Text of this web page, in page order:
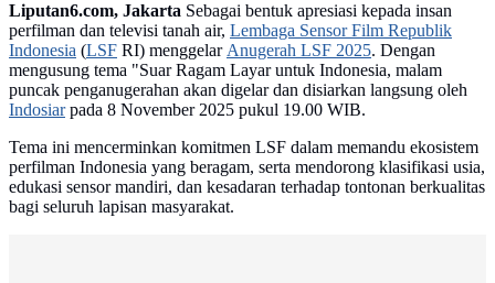
Liputan6.com, Jakarta Sebagai bentuk apresiasi kepada insan
perfilman dan televisi tanah air, Lembaga Sensor Film Republik
Indonesia (LSF RI) menggelarAnugerah LSF 2025. Dengan
mengusung tema "Suar Ragam Layar untuk Indonesia, malam
puncak penganugerahan akan digelar dan disiarkan langsung oleh
Indosiarpada 8 November 2025 pukul 19.00 WIB.
Tema ini mencerminkan komitmen LSF dalam memandu ekosistem
perfilman Indonesia yang beragam, serta mendorong klasifikasi usia,
edukasi sensor mandiri, dan kesadaran terhadap tontonan berkualitas
bagi seluruh lapisan masyarakat.